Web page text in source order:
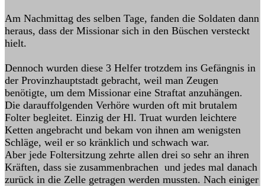
Am Nachmittag des selben Tage, fanden die Soldaten dann
heraus, dass der Missionar sich in den Büschen versteckt
hielt.
Dennoch wurden diese 3 Helfer trotzdem ins Gefängnis in
der Provinzhauptstadt gebracht, weil man Zeugen
benötigte, um dem Missionar eine Straftat anzuhängen.
Die darauffolgenden Verhöre wurden oft mit brutalem
Folter begleitet. Einzig der Hl. Truat wurden leichtere
Ketten angebracht und bekam von ihnen am wenigsten
Schläge, weil er so kränklich und schwach war.
Aber jede Foltersitzung zehrte allen drei so sehr an ihren
Kräften, dass sie zusammenbrachen und jedes mal danach
zurück in die Zelle getragen werden mussten. Nach einiger